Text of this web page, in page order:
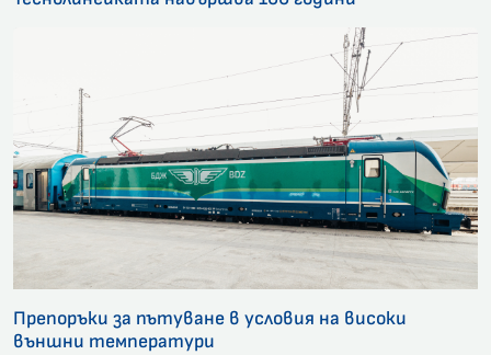
Препоръки за пътуване в условия на високи
външни температури